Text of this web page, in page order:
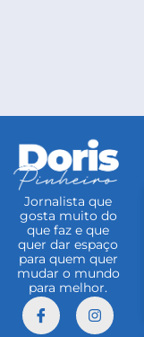
Jornalista que
gosta muito do
que faz e que
quer dar espaço
para quem quer
mudar o mundo
para melhor.